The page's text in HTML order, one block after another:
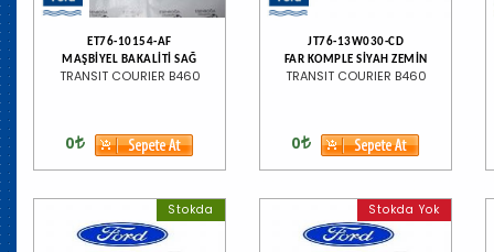
ET76-10154-AF
MAŞBİYEL BAKALİTİ SAĞ
TRANSIT COURIER B460
0
JT76-13W030-CD
FAR KOMPLE SİYAH ZEMİN
TRANSIT COURIER B460
0
Stokda Stokda Yok